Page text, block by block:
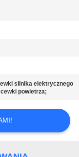
silnika elektrycznego
powietrza;